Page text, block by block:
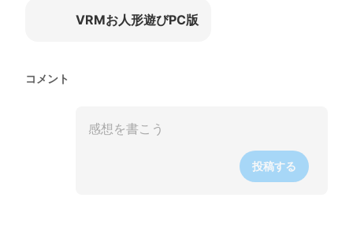
VRMお人形遊びPC版
コメント
投稿する